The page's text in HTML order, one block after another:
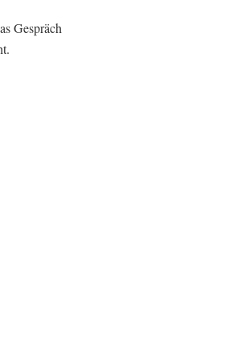
Gespräch